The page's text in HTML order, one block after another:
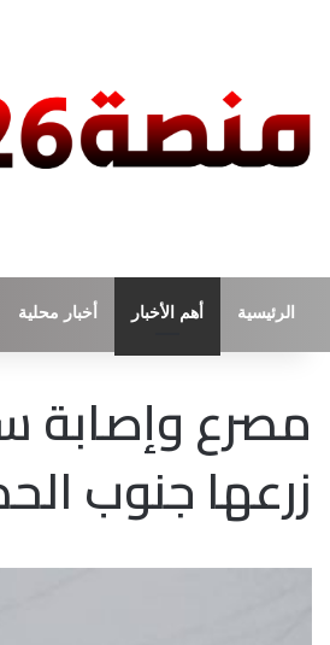
الرئيسية أهم الأخبار أخبار محلية
مصرع وإصابة
زرعها جنوب